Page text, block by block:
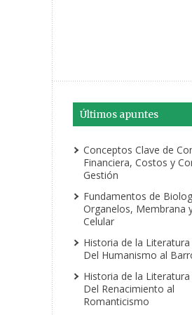
Últimos apuntes
Conceptos Clave de
Financiera, Costos y
Gestión
Fundamentos de
Organelos, Membrana
Celular
Historia de la Literatura
Del Humanismo al
Historia de la Literatura
Del Renacimiento al
Romanticismo